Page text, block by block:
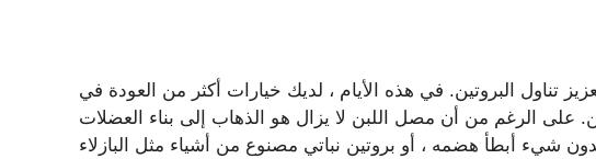
تناول البروتين. في هذه الأيام ، لديك خيارات أكثر من العودة في
الرغم من أن مصل اللبن لا يزال هو الذهاب إلى بناء العضلات
شيء أبطأ هضمه ، أو بروتين نباتي مصنوع من أشياء مثل البازلاء